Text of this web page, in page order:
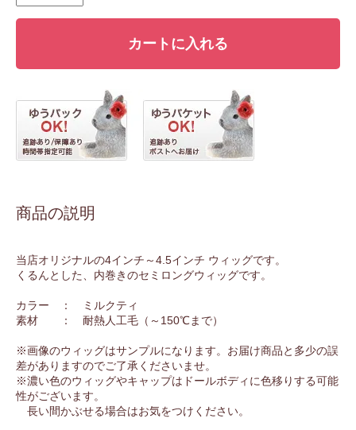
カートに入れる
商品の説明
当店オリジナルの4インチ～4.5インチ ウィッグです。
くるんとした、内巻きのセミロングウィッグです。
カラー ： ミルクティ
素材 ： 耐熱人工毛（～150℃まで）
※画像のウィッグはサンプルになります。お届け商品と多少の誤
差がありますのでご了承くださいませ。
※濃い色のウィッグやキャップはドールボディに色移りする可能
性がございます。
長い間かぶせる場合はお気をつけください。